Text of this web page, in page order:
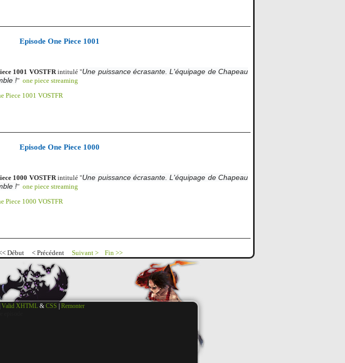
Episode One Piece 1001
1001 VOSTFRintitulé "Une puissance écrasante. L'équipage de Chapeau
!" one piece streaming
Piece 1001 VOSTFR
Episode One Piece 1000
1000 VOSTFRintitulé "Une puissance écrasante. L'équipage de Chapeau
!" one piece streaming
Piece 1000 VOSTFR
Début < Précédent Suivant > Fin >>
Valid XHTML& CSS
Remonter